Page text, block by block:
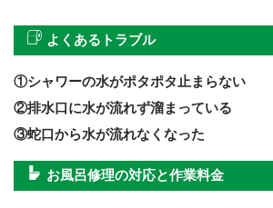
よくあるトラブル
①シャワーの水がポタポタ止まらない
②排水口に水が流れず溜まっている
③蛇口から水が流れなくなった
お風呂修理の対応と作業料金